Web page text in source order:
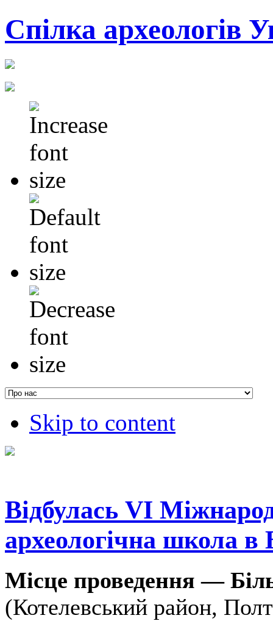
Cпілка археологів
Skip to content
Відбулась VI
археологічна школа в
Місце проведення —
(Котелевський район,